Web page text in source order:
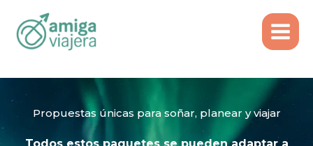
contenido
Propuestas únicas para soñar, planear y viajar​